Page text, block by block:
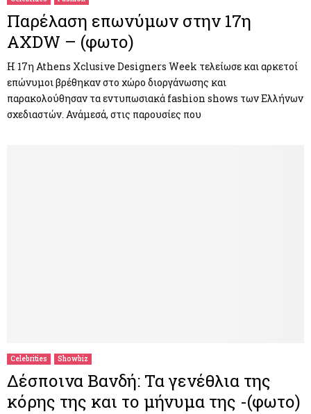
Παρέλαση επωνύμων στην 17η
AXDW – (φωτο)
Η 17η Athens Xclusive Designers Week τελείωσε και αρκετοί
επώνυμοι βρέθηκαν στο χώρο διοργάνωσης και
παρακολούθησαν τα εντυπωσιακά fashion shows των Ελλήνων
σχεδιαστών. Ανάμεσά, στις παρουσίες που
Celebrities Showbiz
Δέσποινα Βανδή: Τα γενέθλια της
κόρης της και το μήνυμα της -(φωτο)